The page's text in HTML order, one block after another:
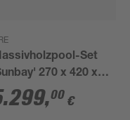
Set
270 x 420 x
cm mit Sandfilter
Edelstahlleiter,
,00 €